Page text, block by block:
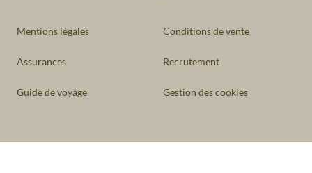
Mentions légales Conditions de vente
Assurances Recrutement
Guide de voyage Gestion des cookies